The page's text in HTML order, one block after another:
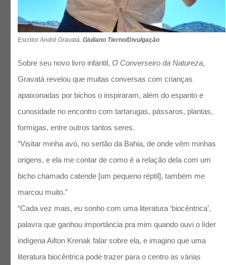
Escritor André Gravatá.Giuliano Tierno/Divulgação
Sobre seu novo livro infantil,O Converseiro da Natureza,
Gravatá revelou que muitas conversas com crianças
apaixonadas por bichos o inspiraram, além do espanto e
curiosidade no encontro com tartarugas, pássaros, plantas,
formigas, entre outros tantos seres.
“Visitar minha avó, no sertão da Bahia, de onde vêm minhas
origens, e ela me contar de como é a relação dela com um
bicho chamado catende [um pequeno réptil], também me
marcou muito.”
“Cada vez mais, eu sonho com uma literatura ‘biocêntrica’,
palavra que ganhou importância pra mim quando ouvi o líder
indígena Ailton Krenak falar sobre ela, e imagino que uma
literatura biocêntrica pode trazer para o centro as várias